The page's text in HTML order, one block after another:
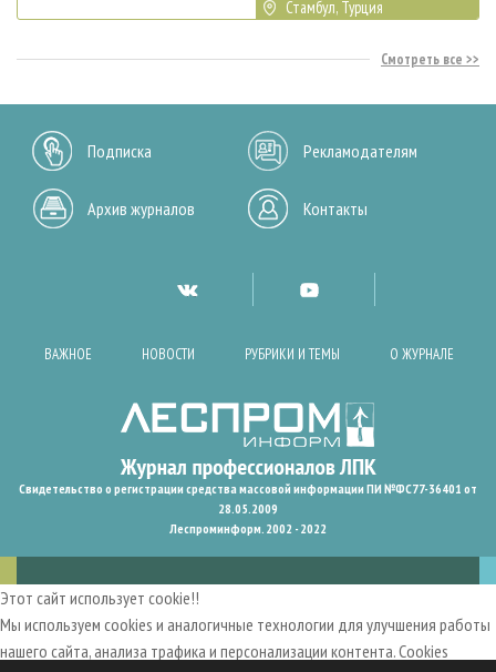
Стамбул, Турция
Смотреть все
Подписка Рекламодателям
Архив журналов Контакты
ВАЖНОЕ НОВОСТИ РУБРИКИ И ТЕМЫ О ЖУРНАЛЕ
Свидетельство о регистрации средства массовой информации ПИ №ФС77-36401 от
28.05.2009
Леспроминформ. 2002 - 2022
Этот сайт использует cookie!!
Мы используем cookies и аналогичные технологии для улучшения работы
нашего сайта, анализа трафика и персонализации контента. Cookies